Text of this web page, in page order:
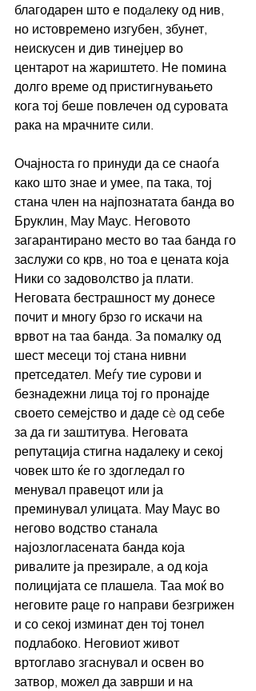
благодарен што е подaлеку од нив,
но истовремено изгубен, збунет,
неискусен и див тинејџер во
центарот на жариштето. Не помина
долго време од пристигнувањето
кога тој беше повлечен од суровата
рака на мрачните сили.
Очајноста го принуди да се снаоѓа
како што знае и умее, па така, тој
стана член на најпознатата банда во
Бруклин, Мау Маус. Неговото
загарантирано место во таа банда го
заслужи со крв, но тоа е цената која
Ники со задоволство ја плати.
Неговата бестрашност му донесе
почит и многу брзо го искачи на
врвот на таа банда. За помалку од
шест месеци тој стана нивни
претседател. Меѓу тие сурови и
безнадежни лица тој го пронајде
своето семејство и даде сè од себе
за да ги заштитува. Неговата
репутација стигна надалеку и секој
човек што ќе го здогледал го
менувал правецот или ја
преминувал улицата. Мау Маус во
негово водство станала
најозлогласената банда која
ривалите ја презирале, а од која
полицијата се плашела. Таа моќ во
неговите раце го направи безгрижен
и со секој изминат ден тој тонел
подлабоко. Неговиот живот
вртоглаво згаснувал и освен во
затвор, можел да заврши и на